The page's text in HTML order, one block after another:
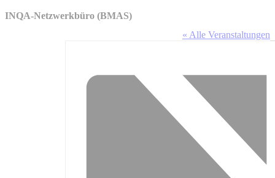
INQA-Netzwerkbüro (BMAS)
« Alle Veranstaltungen